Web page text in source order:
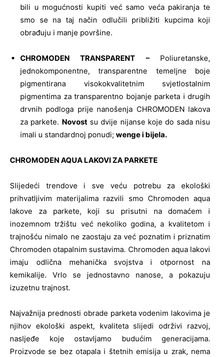
bili u mogućnosti kupiti već samo veća pakiranja te
smo se na taj način odlučili približiti kupcima koji
obrađuju i manje površine.
CHROMODEN TRANSPARENT – Poliuretanske,
jednokomponentne, transparentne temeljne boje
pigmentirana visokokvalitetnim svjetlostalnim
pigmentima za transparentno bojanje parketa i drugih
drvnih podloga prije nanošenja CHROMODEN lakova
za parkete. Novostsu dvije nijanse koje do sada nisu
imali u standardnoj ponudi; wenge i bijela.
CHROMODEN AQUA LAKOVI ZA PARKETE
Slijedeći trendove i sve veću potrebu za ekološki
prihvatljivim materijalima razvili smo Chromoden aqua
lakove za parkete, koji su prisutni na domaćem i
inozemnom tržištu već nekoliko godina, a kvalitetom i
trajnošću nimalo ne zaostaju za već poznatim i priznatim
Chromoden otapalnim sustavima. Chromoden aqua lakovi
imaju odlična mehanička svojstva i otpornost na
kemikalije. Vrlo se jednostavno nanose, a pokazuju
izuzetnu trajnost.
Najvažnija prednosti obrade parketa vodenim lakovima je
njihov ekološki aspekt, kvaliteta slijedi održivi razvoj,
nasljeđe koje ostavljamo budućim generacijama.
Proizvode se bez otapala i štetnih emisija u zrak, nema